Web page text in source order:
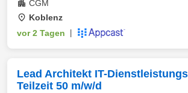
CGM
Koblenz
vor 2 Tagen
Lead Architekt IT-
Teilzeit 50 m/w/d